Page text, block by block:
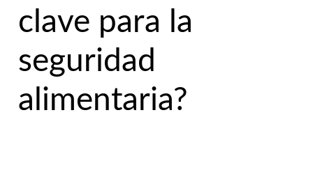
clave para la
seguridad
alimentaria?